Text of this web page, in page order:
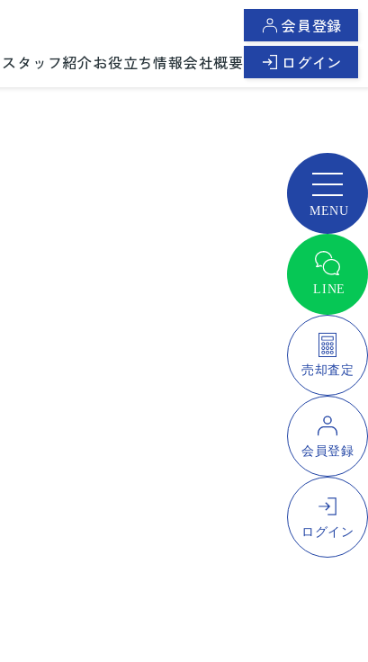
スタッフ紹介お役立ち情報会社概要
会員登録
ログイン